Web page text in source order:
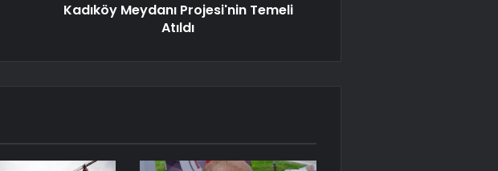
Kadıköy Meydanı Projesi'nin Temeli
Atıldı